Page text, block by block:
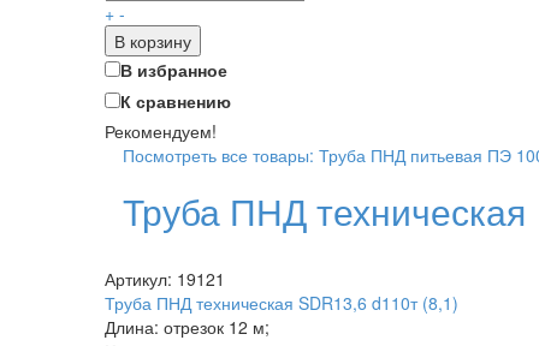
+ -
В корзину
В избранное
К сравнению
Рекомендуем!
Посмотреть все товары: Труба ПНД питьевая ПЭ
Труба ПНД техническая
Артикул: 19121
Труба ПНД техническая SDR13,6 d110т (8,1)
Длина: отрезок 12 м;